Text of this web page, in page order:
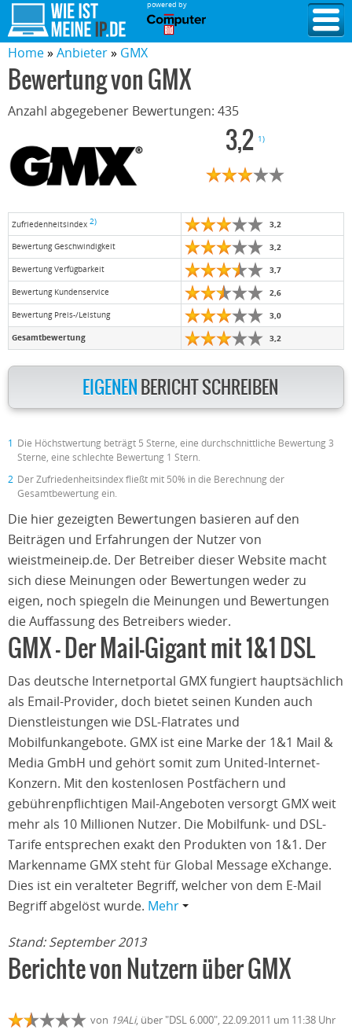
powered by
Home Anbieter GMX
Bewertung von GMX
Anzahl abgegebener Bewertungen: 435
3,2 1)
Zufriedenheitsindex 2) 3,2
Bewertung Geschwindigkeit 3,2
Bewertung Verfügbarkeit 3,7
Bewertung Kundenservice 2,6
Bewertung Preis-/Leistung 3,0
Gesamtbewertung 3,2
EIGENEN BERICHT SCHREIBEN
1 Die Höchstwertung beträgt 5 Sterne, eine durchschnittliche Bewertung 3
Sterne, eine schlechte Bewertung 1 Stern.
2 Der Zufriedenheitsindex fließt mit 50% in die Berechnung der
Gesamtbewertung ein.
Die hier gezeigten Bewertungen basieren auf den
Beiträgen und Erfahrungen der Nutzer von
wieistmeineip.de. Der Betreiber dieser Website macht
sich diese Meinungen oder Bewertungen weder zu
eigen, noch spiegeln die Meinungen und Bewertungen
die Auffassung des Betreibers wieder.
GMX – Der Mail-Gigant mit 1&1 DSL
Das deutsche Internetportal GMX fungiert hauptsächlich
als Email-Provider, doch bietet seinen Kunden auch
Dienstleistungen wie DSL-Flatrates und
Mobilfunkangebote. GMX ist eine Marke der 1&1 Mail &
Media GmbH und gehört somit zum United-Internet-
Konzern. Mit den kostenlosen Postfächern und
gebührenpflichtigen Mail-Angeboten versorgt GMX weit
mehr als 10 Millionen Nutzer. Die Mobilfunk- und DSL-
Tarife entsprechen exakt den Produkten von 1&1. Der
Markenname GMX steht für Global Message eXchange.
Dies ist ein veralteter Begriff, welcher von dem E-Mail
Begriff abgelöst wurde. Mehr
Stand: September 2013
Berichte von Nutzern über GMX
von 19ALi, über "DSL 6.000", 22.09.2011 um 11:38 Uhr